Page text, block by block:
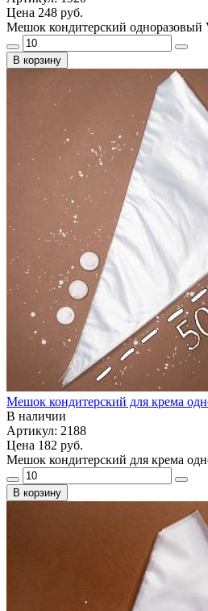
Цена 248 руб.
Мешок кондитерский
В корзину
Мешок кондитерский для крема
В наличии
Артикул: 2188
Цена 182 руб.
Мешок кондитерский для крема
В корзину